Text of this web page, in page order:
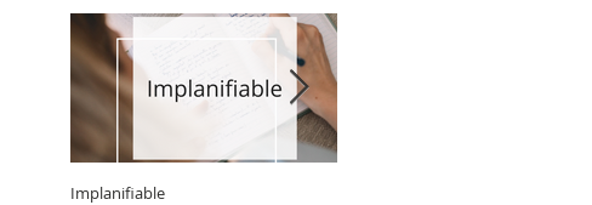
Implanifiable